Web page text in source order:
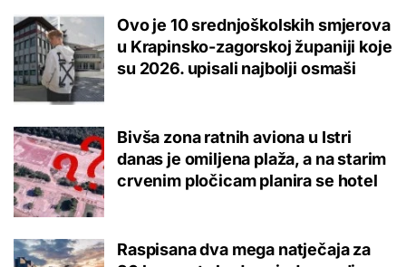
Ovo je 10 srednjoškolskih smjerova
u Krapinsko-zagorskoj županiji koje
su 2026. upisali najbolji osmaši
Bivša zona ratnih aviona u Istri
danas je omiljena plaža, a na starim
crvenim pločicam planira se hotel
Raspisana dva mega natječaja za